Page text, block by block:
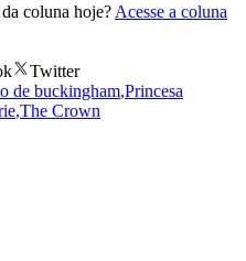
coluna hoje? Acesse a coluna
Twitter
de buckingham,Princesa
,The Crown